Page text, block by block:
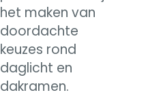
het maken van
doordachte
keuzes rond
daglicht en
dakramen.